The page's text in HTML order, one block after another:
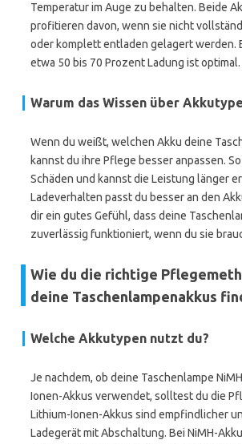
Temperatur im Auge zu behalten. Beide
profitieren davon, wenn sie nicht
oder komplett entladen gelagert werden.
etwa 50 bis 70 Prozent Ladung ist optimal.
Warum das Wissen über
Wenn du weißt, welchen Akku deine
kannst du ihre Pflege besser anpassen.
Schäden und kannst die Leistung länger
Ladeverhalten passt du besser an den
dir ein gutes Gefühl, dass deine
zuverlässig funktioniert, wenn du sie
Wie du die richtige
deine Taschenlampenakkus
Welche Akkutypen nutzt du?
Je nachdem, ob deine Taschenlampe
Ionen-Akkus verwendet, solltest du die
Lithium-Ionen-Akkus sind empfindlicher
Ladegerät mit Abschaltung. Bei NiMH-